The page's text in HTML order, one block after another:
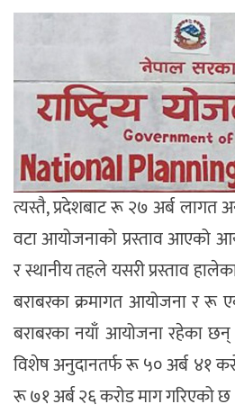
त्यस्तै, प्रदेशबाट रू २७ अर्ब लागत
वटा आयोजनाको प्रस्ताव आएको
र स्थानीय तहले यसरी प्रस्ताव
बराबरका क्रमागत आयोजना र रू
बराबरका नयाँ आयोजना रहेका
विशेष अनुदानतर्फ रू ५० अर्ब ४१
रू ७१ अर्ब २६ करोड माग गरिएको छ